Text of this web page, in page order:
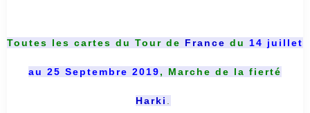
Toutes les cartes du Tour de France du 14 juillet
au 25 Septembre 2019, Marche de la fierté
Harki .